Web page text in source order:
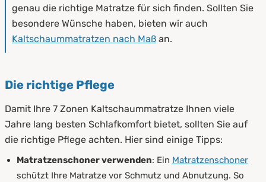
genau die richtige Matratze für sich finden. Sollten Sie
besondere Wünsche haben, bieten wir auch
Kaltschaummatratzen nach Maß an.
Die richtige Pflege
Damit Ihre 7 Zonen Kaltschaummatratze Ihnen viele
Jahre lang besten Schlafkomfort bietet, sollten Sie auf
die richtige Pflege achten. Hier sind einige Tipps:
Matratzenschoner verwenden: Ein Matratzenschoner
schützt Ihre Matratze vor Schmutz und Abnutzung. So